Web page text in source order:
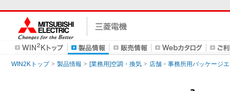
WIN2Kトップ 製品情報 [業務用]空調・換気 店舗・事務所用パッケージ